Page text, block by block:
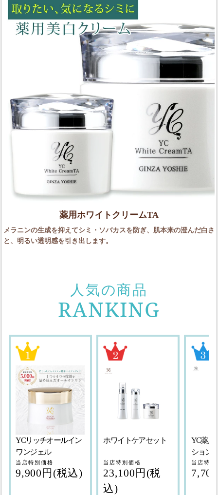
薬用ホワイトクリームTA
メラニンの生成を抑えてシミ・ソバカスを防ぎ、肌本来の澄んだ白さ
と、明るい透明感を引き出します。
人気の商品
RANKING
YCリッチオールイン
ワンジェル
当店特別価格
9,900円(税込)
ホワイトケアセット
当店特別価格
23,100円(税
込)
YC薬用
ション
当店特別